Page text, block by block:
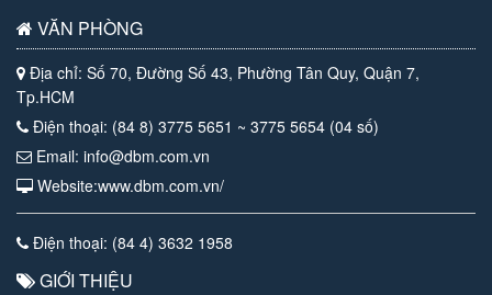
VĂN PHÒNG
Địa chỉ: Số 70, Đường Số 43, Phường Tân Quy, Quận 7,
Tp.HCM
Điện thoại: (84 8) 3775 5651 ~ 3775 5654 (04 số)
Email: info@dbm.com.vn
Website:www.dbm.com.vn/
Điện thoại: (84 4) 3632 1958
GIỚI THIỆU